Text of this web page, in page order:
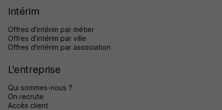
Intérim
Offres d'intérim par métier
Offres d'intérim par ville
Offres d'intérim par association
L'entreprise
Qui sommes-nous ?
On recrute
Accès client